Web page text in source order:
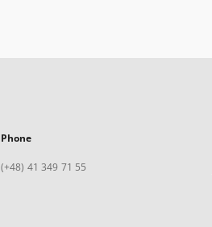
Phone
(+48) 41 349 71 55